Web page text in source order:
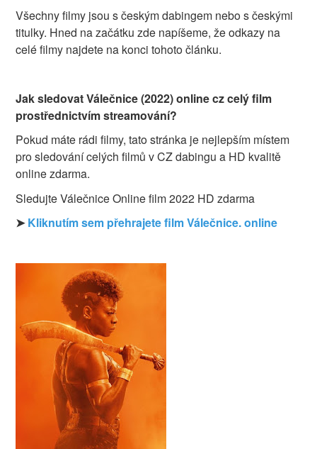
Všechny filmy jsou s českým dabingem nebo s českými
titulky. Hned na začátku zde napíšeme, že odkazy na
celé filmy najdete na konci tohoto článku.
Jak sledovat Válečnice (2022) online cz celý film
prostřednictvím streamování?
Pokud máte rádi filmy, tato stránka je nejlepším místem
pro sledování celých filmů v CZ dabingu a HD kvalitě
online zdarma.
Sledujte Válečnice Online film 2022 HD zdarma
➤Kliknutím sem přehrajete film Válečnice. online